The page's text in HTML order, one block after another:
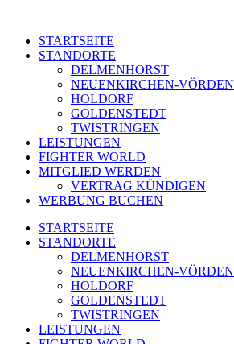
STARTSEITE
STANDORTE
DELMENHORST
NEUENKIRCHEN-VÖRDEN
HOLDORF
GOLDENSTEDT
TWISTRINGEN
LEISTUNGEN
FIGHTER WORLD
MITGLIED WERDEN
VERTRAG KÜNDIGEN
WERBUNG BUCHEN
STARTSEITE
STANDORTE
DELMENHORST
NEUENKIRCHEN-VÖRDEN
HOLDORF
GOLDENSTEDT
TWISTRINGEN
LEISTUNGEN